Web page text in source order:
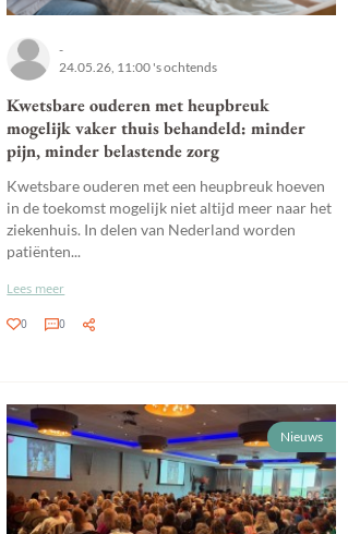
-
24.05.26, 11:00 's ochtends
Kwetsbare ouderen met heupbreuk
mogelijk vaker thuis behandeld: minder
pijn, minder belastende zorg
Kwetsbare ouderen met een heupbreuk hoeven
in de toekomst mogelijk niet altijd meer naar het
ziekenhuis. In delen van Nederland worden
patiënten...
Lees meer
0 0
Nieuws